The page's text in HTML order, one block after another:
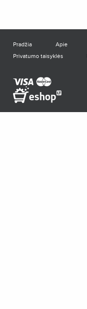
Pradžia Apie
Privatumo taisyklės